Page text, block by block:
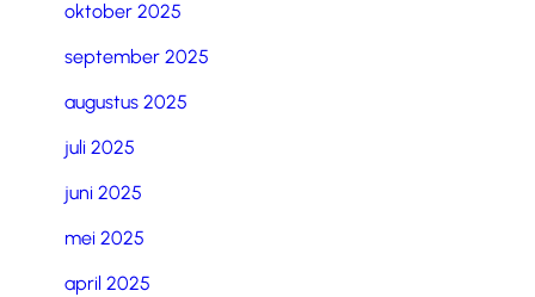
oktober 2025
september 2025
augustus 2025
juli 2025
juni 2025
mei 2025
april 2025